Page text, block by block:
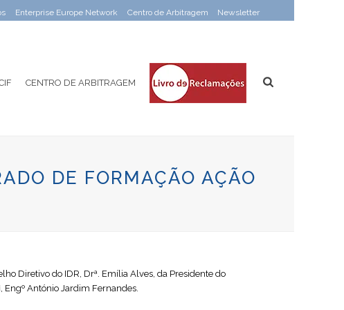
Newsletter
Enterprise Europe Network Centro de Arbitragem
CENTRO DE ARBITRAGEM
DE FORMAÇÃO AÇÃO
Diretivo do IDR, Drª. Emília Alves, da Presidente do
Engº António Jardim Fernandes.